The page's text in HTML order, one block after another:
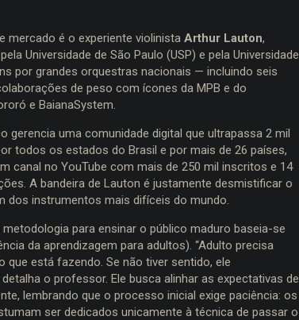
mercado é o experiente violinista Arthur Lauton,
Universidade de São Paulo (USP) e pela Universidade
por grandes orquestras nacionais — incluindo seis
de peso com ícones da MPB e do
e BaianaSystem.
gerencia uma comunidade digital que ultrapassa 2 mil
todos os estados do Brasil e por mais de 26 países,
canal no YouTube com mais de 250 mil inscritos e 14
A bandeira de Lauton é justamente desmistificar o
dos instrumentos mais difíceis do mundo.
para ensinar o público maduro baseia-se
da aprendizagem para adultos). “Adulto precisa
que está fazendo. Se não tiver sentido, ele
o professor. Ele busca alinhar as expectativas de
lembrando que o processo inicial exige paciência: os
ser dedicados unicamente à técnica de passar o